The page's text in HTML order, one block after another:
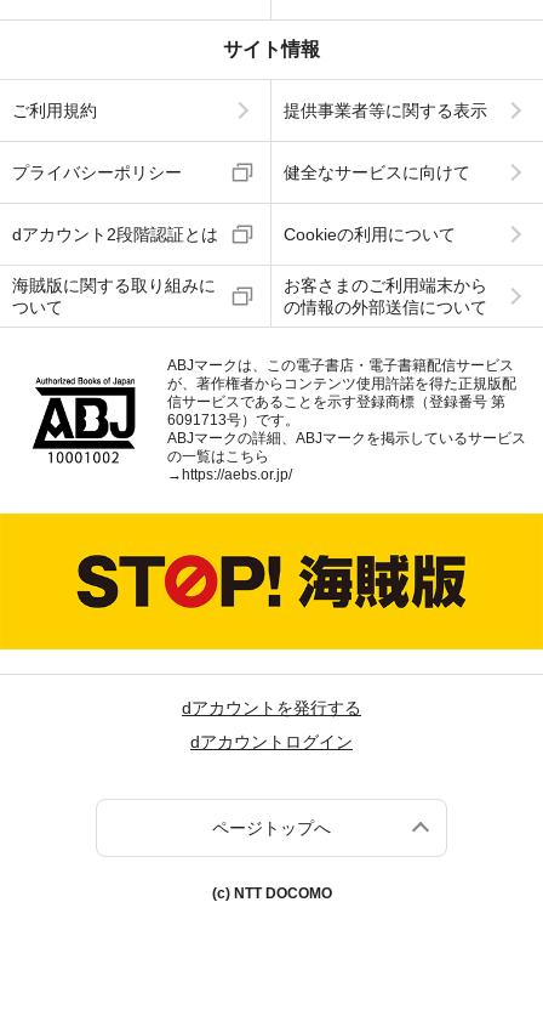
サイト情報
ご利用規約 提供事業者等に関する表示
プライバシーポリシー 健全なサービスに向けて
dアカウント2段階認証とは Cookieの利用について
海賊版に関する取り組みに
ついて
お客さまのご利用端末から
の情報の外部送信について
ABJマークは、この電子書店・電子書籍配信サービス
が、著作権者からコンテンツ使用許諾を得た正規版配
信サービスであることを示す登録商標（登録番号 第
6091713号）です。
ABJマークの詳細、ABJマークを掲示しているサービス
の一覧はこちら
→https://aebs.or.jp/
dアカウントを発行する
dアカウントログイン
ページトップへ
(c) NTT DOCOMO